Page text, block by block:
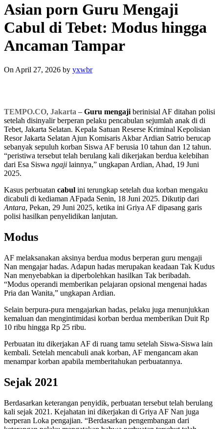
Asian porn Guru Mengaji
Cabul di Tebet: Modus hingga
Ancaman Tampar
On April 27, 2026 by yxwbr
TEMPO.CO, Jakarta – Guru mengaji berinisial AF ditahan polisi
setelah disinyalir berperan pelaku pencabulan sejumlah anak di di
Tebet, Jakarta Selatan. Kepala Satuan Reserse Kriminal Kepolisian
Resor Jakarta Selatan Ajun Komisaris Akbar Ardian Satrio berucap
sebanyak sepuluh korban Siswa AF berusia 10 tahun dan 12 tahun.
“peristiwa tersebut telah berulang kali dikerjakan berdua kelebihan
dari Esa Siswa ngaji lainnya,” ungkapan Ardian, Ahad, 19 Juni
2025.
Kasus perbuatan cabul ini terungkap setelah dua korban mengaku
dicabuli di kediaman AFpada Senin, 18 Juni 2025. Dikutip dari
Antara, Pekan, 29 Juni 2025, ketika ini Griya AF dipasang garis
polisi hasilkan penyelidikan lanjutan.
Modus
AF melaksanakan aksinya berdua modus berperan guru mengaji
Nan mengajar hadas. Adapun hadas merupakan keadaan Tak Kudus
Nan menyebabkan ia diperbolehkan hasilkan Tak beribadah.
“Modus operandi memberikan pelajaran opsional mengenai hadas
Pria dan Wanita,” ungkapan Ardian.
Selain berpura-pura mengajarkan hadas, pelaku juga menunjukkan
kemaluan dan mengintimidasi korban berdua memberikan Duit Rp
10 ribu hingga Rp 25 ribu.
Perbuatan itu dikerjakan AF di ruang tamu setelah Siswa-Siswa lain
kembali. Setelah mencabuli anak korban, AF mengancam akan
menampar korban apabila memberitahukan perbuatannya.
Sejak 2021
Berdasarkan keterangan penyidik, perbuatan tersebut telah berulang
kali sejak 2021. Kejahatan ini dikerjakan di Griya AF Nan juga
berperan Loka pengajian. “Berdasarkan pengembangan dari